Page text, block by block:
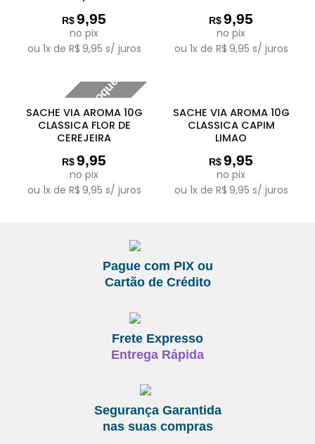
R$9,95
no pix
ou 1x de R$ 9,95 s/ juros
R$9,95
no pix
ou 1x de R$ 9,95 s/ juros
Fora de estoque
SACHE VIA AROMA 10G
CLASSICA FLOR DE
CEREJEIRA
R$9,95
no pix
ou 1x de R$ 9,95 s/ juros
SACHE VIA AROMA 10G
CLASSICA CAPIM
LIMAO
R$9,95
no pix
ou 1x de R$ 9,95 s/ juros
Pague com PIX ou
Cartão de Crédito
Frete Expresso
Entrega Rápida
Segurança Garantida
nas suas compras